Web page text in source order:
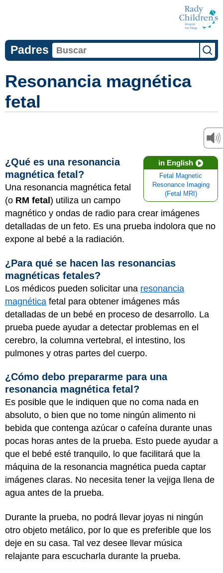
Padres
Resonancia magnética
fetal
in English
Fetal Magnetic
Resonance Imaging
(Fetal MRI)
¿Qué es una resonancia
magnética fetal?
Una resonancia magnética fetal
(o RM fetal ) utiliza un campo
magnético y ondas de radio para crear imágenes
detalladas de un feto. Es una prueba indolora que no
expone al bebé a la radiación.
¿Para qué se hacen las resonancias
magnéticas fetales?
Los médicos pueden solicitar una resonancia
magnética fetal para obtener imágenes más
detalladas de un bebé en proceso de desarrollo. La
prueba puede ayudar a detectar problemas en el
cerebro, la columna vertebral, el intestino, los
pulmones y otras partes del cuerpo.
¿Cómo debo prepararme para una
resonancia magnética fetal?
Es posible que le indiquen que no coma nada en
absoluto, o bien que no tome ningún alimento ni
bebida que contenga azúcar o cafeína durante unas
pocas horas antes de la prueba. Esto puede ayudar a
que el bebé esté tranquilo, lo que facilitará que la
máquina de la resonancia magnética pueda captar
imágenes claras. No necesita tener la vejiga llena de
agua antes de la prueba.
Durante la prueba, no podrá llevar joyas ni ningún
otro objeto metálico, por lo que es preferible que los
deje en su casa. Tal vez desee llevar música
relajante para escucharla durante la prueba.